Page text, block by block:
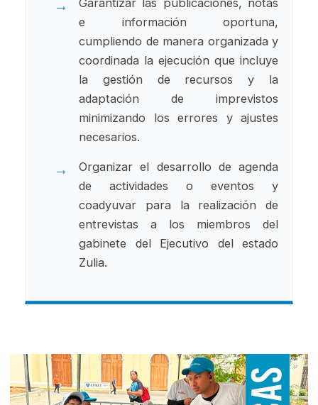
Garantizar las publicaciones, notas
e información oportuna,
cumpliendo de manera organizada y
coordinada la ejecución que incluye
la gestión de recursos y la
adaptación de imprevistos
minimizando los errores y ajustes
necesarios.
Organizar el desarrollo de agenda
de actividades o eventos y
coadyuvar para la realización de
entrevistas a los miembros del
gabinete del Ejecutivo del estado
Zulia.